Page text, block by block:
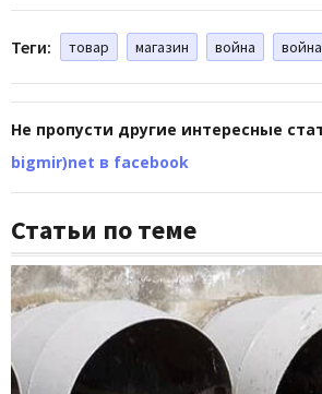
Теги: товар магазин война
Не пропусти другие интересные
bigmir)net в facebook
Статьи по теме